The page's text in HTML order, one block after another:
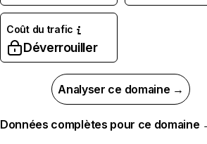
Coût du trafic
Déverrouiller
Analyser ce domaine →
Données complètes pour ce domaine